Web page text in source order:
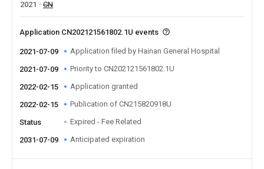
2021
CN
Application CN202121561802.1U events
2021-07-09 Application filed by Hainan General Hospital
2021-07-09 Priority to CN202121561802.1U
2022-02-15 Application granted
2022-02-15 Publication of CN215820918U
Status Expired - Fee Related
2031-07-09 Anticipated expiration